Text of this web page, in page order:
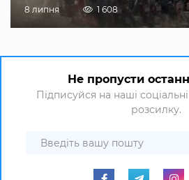
8 липня 1 608
Не пропусти
Підписуйся на наші
розсилку.